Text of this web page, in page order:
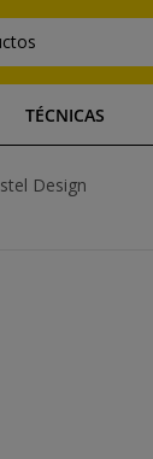
TÉCNICAS
Design